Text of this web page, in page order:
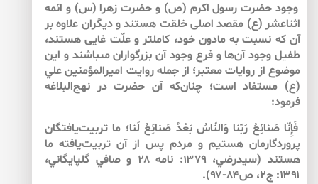
وجود حضرت رسول اكرم (ص) و حضرت زهرا (س) و ائمه
اثنا‏عشر (ع) مقصد اصلى خلقت هستند و ديگران علاوه بر
آن كه نسبت به مادون خود، كامل‏تر و علّت غايى هستند،
طفيل وجود آن‌‌ها و فرع وجود آن بزرگواران مى‏باشند و اين
موضوع از روايات معتبر؛ از جمله روايت اميرالمؤمنين علي
(ع) مستفاد است؛ چنان‌كه آن حضرت در نهج‌البلاغه
فرمود:
فَإِنّا صَنائِعُ رَبّنا وَالنّاسُ بَعْدُ صَنائِعُ لَنا؛ ما تربيت‌يافتگان
پروردگارمان هستيم و مردم پس از آن تربيت‌يافته ما
هستند (سيدرضي، ۱۳۷۹: نامه ۲۸ و صافي گلپايگاني،
۱۳۹۱: ج۲، ص۸۴-۹۷).